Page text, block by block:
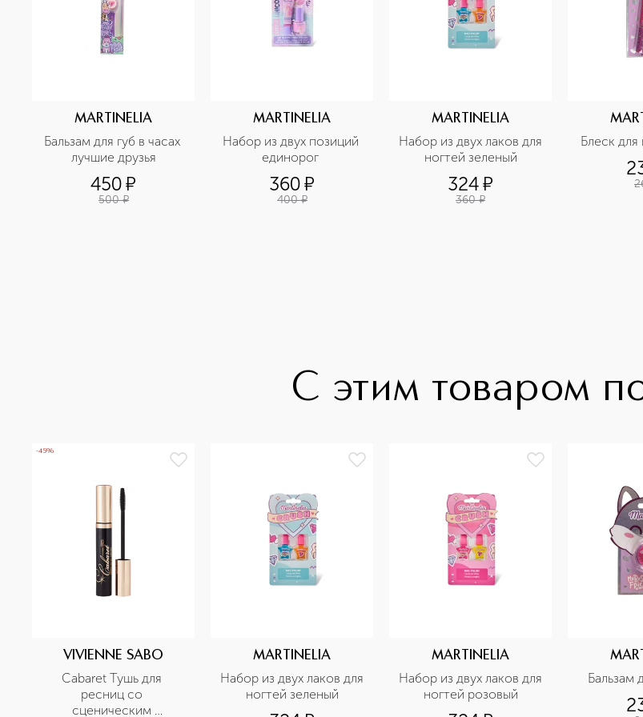
MARTINELIA
Бальзам для губ в часах
лучшие друзья
450¤
500 ¤
MARTINELIA
Набор из двух позиций
360¤
400 ¤
MARTINELIA
Набор из двух лаков для
ногтей зеленый
324¤
360 ¤
Блеск для
С этим товаром
-45%
VIVIENNE SABO
Сabaret Тушь для
ресниц со
сценическим
MARTINELIA
Набор из двух лаков для
ногтей зеленый
MARTINELIA
Набор из двух лаков для
ногтей розовый
Бальзам